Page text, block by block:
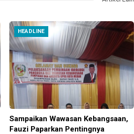
HEADLINE
Sampaikan Wawasan Kebangsaan,
Fauzi Paparkan Pentingnya